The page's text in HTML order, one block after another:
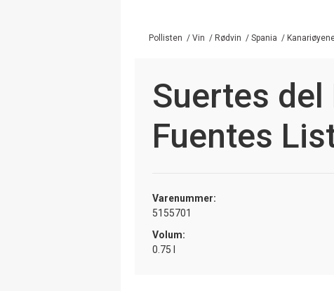
Pollisten / Vin / Rødvin / Spania /
Suertes
Fuentes
Varenummer:
5155701
Volum:
0.75 l